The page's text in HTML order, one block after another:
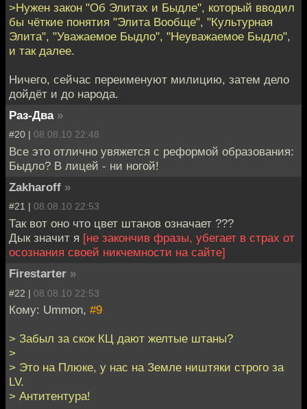
>Нужен закон "Об Элитах и Быдле", который вводил
бы чёткие понятия "Элита Вообще", "Культурная
Элита", "Уважаемое Быдло", "Неуважаемое Быдло",
и так далее.
Ничего, сейчас переименуют милицию, затем дело
дойдёт и до народа.
Раз-Два »
#20 | 08.08.10 22:48
Все это отлично увяжется с реформой образования:
Быдло? В лицей - ни ногой!
Zakharoff »
#21 | 08.08.10 22:53
Так вот оно что цвет штанов означает ???
Дык значит я [не закончив фразы, убегает в страх от
осознания своей никчемности на сайте]
Firestarter »
#22 | 08.08.10 22:53
Кому: Ummon, #9
> Забыл за скок КЦ дают желтые штаны?
>
> Это на Плюке, у нас на Земле ништяки строго за
LV.
> Антитентура!